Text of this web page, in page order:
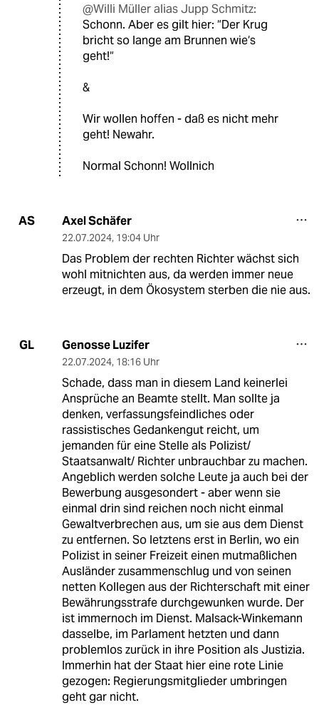
@Willi Müller alias Jupp Schmitz:
Schonn. Aber es gilt hier: “Der Krug
bricht so lange am Brunnen wie‘s
geht!“
&
Wir wollen hoffen - daß es nicht mehr
geht! Newahr.
Normal Schonn! Wollnich
AS Axel Schäfer
22.07.2024, 19:04 Uhr
Das Problem der rechten Richter wächst sich
wohl mitnichten aus, da werden immer neue
erzeugt, in dem Ökosystem sterben die nie aus.
GL Genosse Luzifer
22.07.2024, 18:16 Uhr
Schade, dass man in diesem Land keinerlei
Ansprüche an Beamte stellt. Man sollte ja
denken, verfassungsfeindliches oder
rassistisches Gedankengut reicht, um
jemanden für eine Stelle als Polizist/
Staatsanwalt/ Richter unbrauchbar zu machen.
Angeblich werden solche Leute ja auch bei der
Bewerbung ausgesondert - aber wenn sie
einmal drin sind reichen noch nicht einmal
Gewaltverbrechen aus, um sie aus dem Dienst
zu entfernen. So letztens erst in Berlin, wo ein
Polizist in seiner Freizeit einen mutmaßlichen
Ausländer zusammenschlug und von seinen
netten Kollegen aus der Richterschaft mit einer
Bewährungsstrafe durchgewunken wurde. Der
ist immernoch im Dienst. Malsack-Winkemann
dasselbe, im Parlament hetzten und dann
problemlos zurück in ihre Position als Justizia.
Immerhin hat der Staat hier eine rote Linie
gezogen: Regierungsmitglieder umbringen
geht gar nicht.